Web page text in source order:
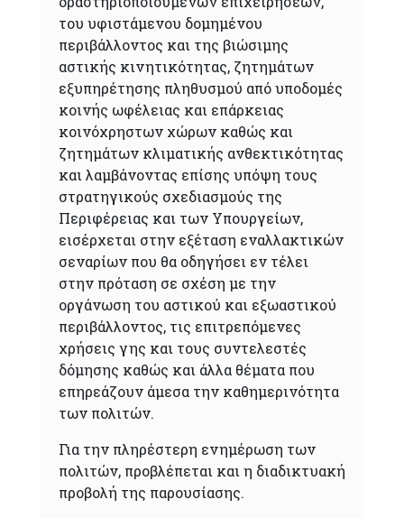
του υφιστάμενου δομημένου
περιβάλλοντος και της βιώσιμης
αστικής κινητικότητας, ζητημάτων
εξυπηρέτησης πληθυσμού από υποδομές
κοινής ωφέλειας και επάρκειας
κοινόχρηστων χώρων καθώς και
ζητημάτων κλιματικής ανθεκτικότητας
και λαμβάνοντας επίσης υπόψη τους
στρατηγικούς σχεδιασμούς της
Περιφέρειας και των Υπουργείων,
εισέρχεται στην εξέταση εναλλακτικών
σεναρίων που θα οδηγήσει εν τέλει
στην πρόταση σε σχέση με την
οργάνωση του αστικού και εξωαστικού
περιβάλλοντος, τις επιτρεπόμενες
χρήσεις γης και τους συντελεστές
δόμησης καθώς και άλλα θέματα που
επηρεάζουν άμεσα την καθημερινότητα
των πολιτών.
Για την πληρέστερη ενημέρωση των
πολιτών, προβλέπεται και η διαδικτυακή
προβολή της παρουσίασης.